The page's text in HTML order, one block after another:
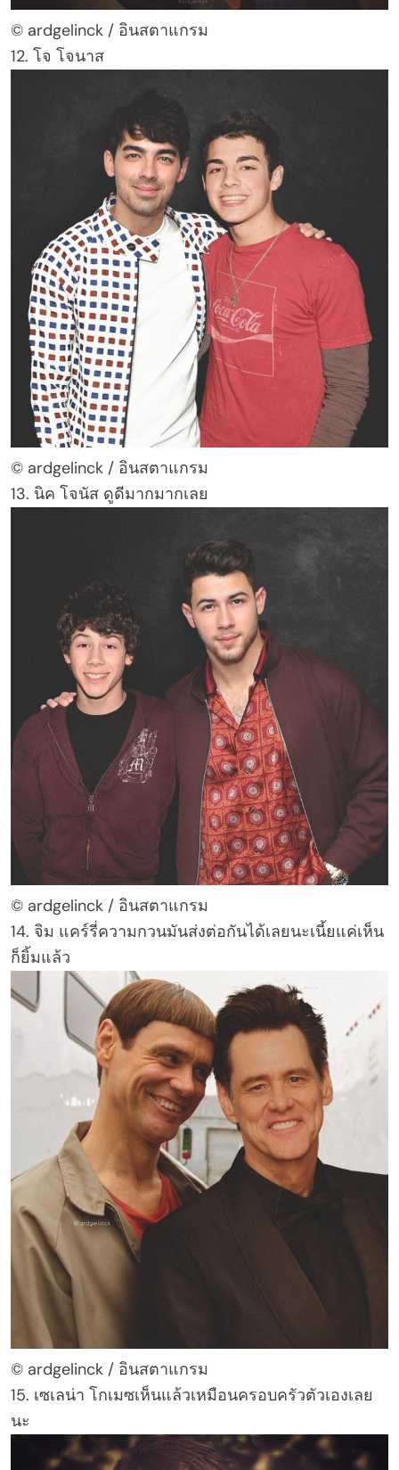
© ardgelinck / อินสตาแกรม
12. โจ โจนาส
© ardgelinck / อินสตาแกรม
13. นิค โจนัส ดูดีมากมากเลย
© ardgelinck / อินสตาแกรม
14. จิม แคร์รี่ความกวนมันส่งต่อกันได้เลยนะเนี้ยแค่เห็น
ก็ยิ้มแล้ว
© ardgelinck / อินสตาแกรม
15. เซเลน่า โกเมซเห็นแล้วเหมือนครอบครัวตัวเองเลย
นะ